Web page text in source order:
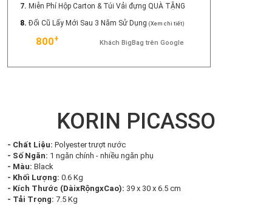
7. Miễn Phí Hộp Carton & Túi Vải đựng QUÀ TẶNG
8. Đổi Cũ Lấy Mới Sau 3 Năm Sử Dụng (Xem chi tiết)
800+ Khách BigBag trên Google
KORIN PICASSO
- Chất Liệu: Polyester trượt nước
- Số Ngăn: 1 ngăn chính - nhiều ngăn phụ
- Màu: Black
- Khối Lượng: 0.6 Kg
- Kích Thước (DàixRộngxCao): 39 x 30 x 6.5 cm
- Tải Trọng: 7.5 Kg